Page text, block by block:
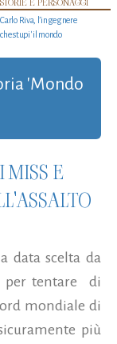
Carlo Riva, l’ingegnere
che stupi' il mondo
'Mondo
MISS E
data scelta da
per tentare di
mondiale di
più